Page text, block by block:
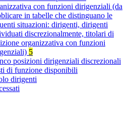
con funzioni dirigenziali (da
in tabelle che distinguano le
situazioni: dirigenti, dirigenti
discrezionalmente, titolari di
organizzativa con funzioni
5
posizioni dirigenziali discrezionali
di funzione disponibili
dirigenti